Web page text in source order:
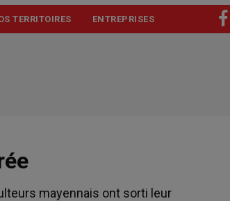
TERRITOIRES ENTREPRISES
mayennais ont sorti leur